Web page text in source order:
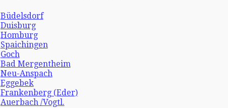
Büdelsdorf
Duisburg
Homburg
Spaichingen
Goch
Bad Mergentheim
Neu-Anspach
Eggebek
Frankenberg (Eder)
Auerbach /Vogtl.